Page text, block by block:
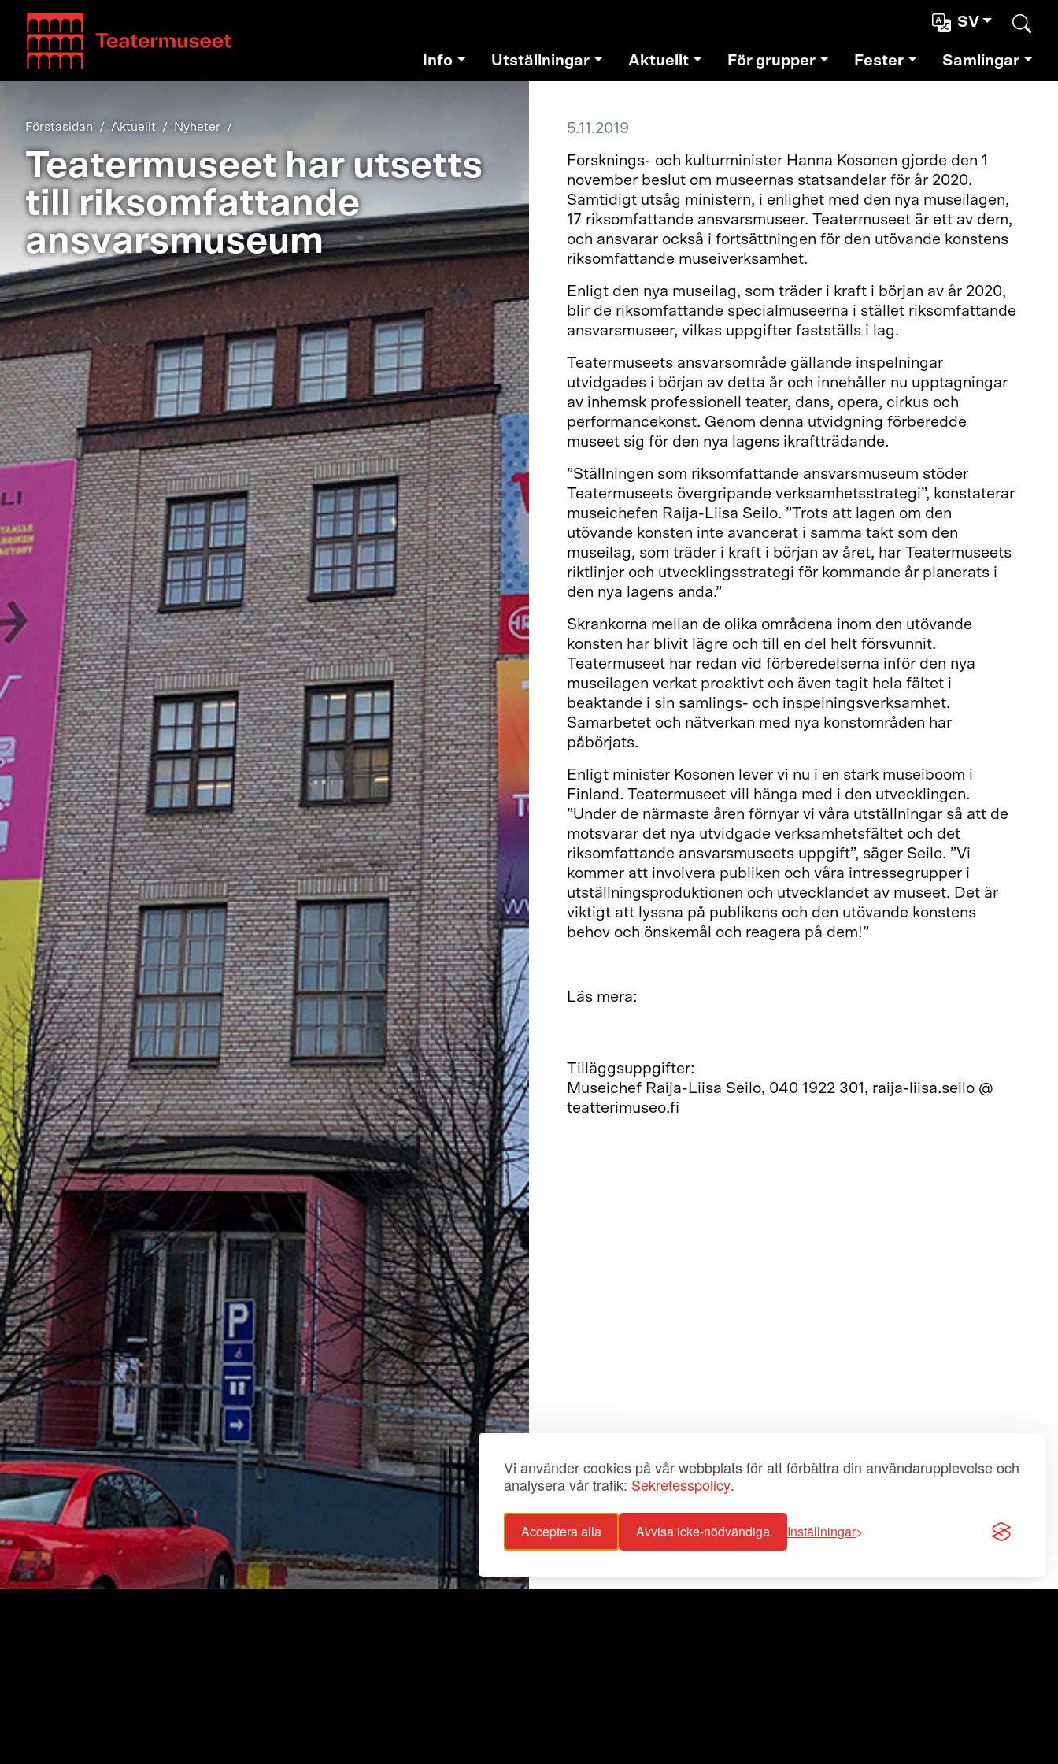
Vi använder cookies på vår webbplats för att förbättra din användarupplevelse och
analysera vår trafik: Sekretesspolicy.
Acceptera alla Avvisa icke-nödvändiga Inställningar
Teatterimuseo SV
Info Utställningar Aktuellt För grupper Fester Samlingar
Förstasidan Aktuellt Nyheter
Teatermuseet har utsetts
till riksomfattande
ansvarsmuseum
5.11.2019
Forsknings- och kulturminister Hanna Kosonen gjorde den 1
november beslut om museernas statsandelar för år 2020.
Samtidigt utsåg ministern, i enlighet med den nya museilagen,
17 riksomfattande ansvarsmuseer. Teatermuseet är ett av dem,
och ansvarar också i fortsättningen för den utövande konstens
riksomfattande museiverksamhet.
Enligt den nya museilag, som träder i kraft i början av år 2020,
blir de riksomfattande specialmuseerna i stället riksomfattande
ansvarsmuseer, vilkas uppgifter fastställs i lag.
Teatermuseets ansvarsområde gällande inspelningar
utvidgades i början av detta år och innehåller nu upptagningar
av inhemsk professionell teater, dans, opera, cirkus och
performancekonst. Genom denna utvidgning förberedde
museet sig för den nya lagens ikraftträdande.
”Ställningen som riksomfattande ansvarsmuseum stöder
Teatermuseets övergripande verksamhetsstrategi”, konstaterar
museichefen Raija-Liisa Seilo. ”Trots att lagen om den
utövande konsten inte avancerat i samma takt som den
museilag, som träder i kraft i början av året, har Teatermuseets
riktlinjer och utvecklingsstrategi för kommande år planerats i
den nya lagens anda.”
Skrankorna mellan de olika områdena inom den utövande
konsten har blivit lägre och till en del helt försvunnit.
Teatermuseet har redan vid förberedelserna inför den nya
museilagen verkat proaktivt och även tagit hela fältet i
beaktande i sin samlings- och inspelningsverksamhet.
Samarbetet och nätverkan med nya konstområden har
påbörjats.
Enligt minister Kosonen lever vi nu i en stark museiboom i
Finland. Teatermuseet vill hänga med i den utvecklingen.
”Under de närmaste åren förnyar vi våra utställningar så att de
motsvarar det nya utvidgade verksamhetsfältet och det
riksomfattande ansvarsmuseets uppgift”, säger Seilo. ”Vi
kommer att involvera publiken och våra intressegrupper i
utställningsproduktionen och utvecklandet av museet. Det är
viktigt att lyssna på publikens och den utövande konstens
behov och önskemål och reagera på dem!”
Läs mera:
Tilläggsuppgifter:
Museichef Raija-Liisa Seilo, 040 1922 301, raija-liisa.seilo @
teatterimuseo.fi